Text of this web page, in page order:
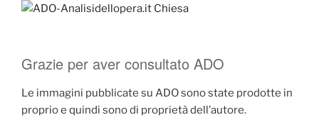
Grazie per aver consultato ADO
Le immagini pubblicate su ADO sono state prodotte in
proprio e quindi sono di proprietà dell’autore.